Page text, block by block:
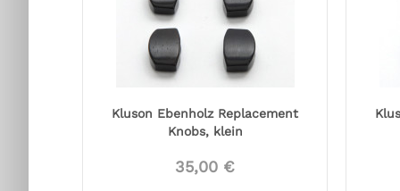
Kluson Ebenholz Replacement
Knobs, klein
35,00 €